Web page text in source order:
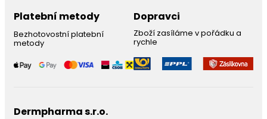
Platební metody
Bezhotovostní platební
metody
Dopravci
Zboží zasíláme v pořádku a
rychle
Dermpharma s.r.o.